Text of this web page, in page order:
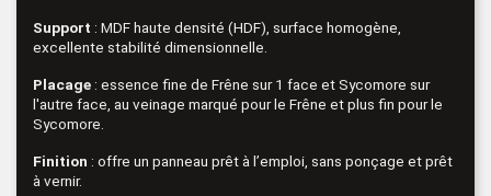
Support : MDF haute densité (HDF), surface homogène,
excellente stabilité dimensionnelle.
Placage : essence fine de Frêne sur 1 face et Sycomore sur
l'autre face, au veinage marqué pour le Frêne et plus fin pour le
Sycomore.
Finition : offre un panneau prêt à l’emploi, sans ponçage et prêt
à vernir.